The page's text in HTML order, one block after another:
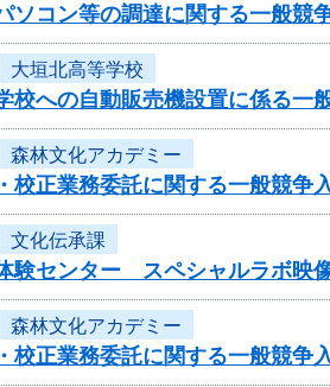
ソコン等の調達に関する一般競
大垣北高等学校
校への自動販売機設置に係る一
森林文化アカデミー
校正業務委託に関する一般競争
文化伝承課
験センター スペシャルラボ映
森林文化アカデミー
校正業務委託に関する一般競争